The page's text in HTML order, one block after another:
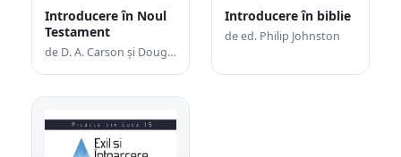
Introducere în Noul
Testament
de D. A. Carson şi Douglas J. Moo
Introducere în biblie
de ed. Philip Johnston